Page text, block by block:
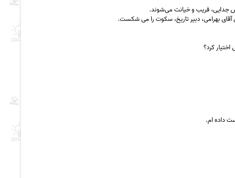
جدایی، فریب و خیانت می‌شوند.
بهرامی، دبیر تاریخ، سکوت را می شکست.
کرد؟
داده ام.